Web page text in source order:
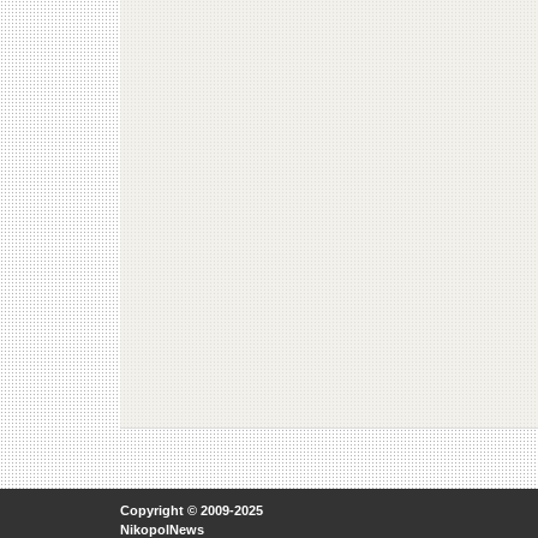
Copyright © 2009-2025
NikopolNews